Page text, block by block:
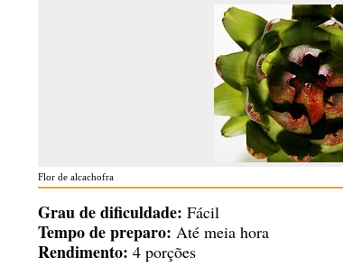
Flor de alcachofra
Grau de dificuldade: Fácil
Tempo de preparo: Até meia hora
Rendimento: 4 porções